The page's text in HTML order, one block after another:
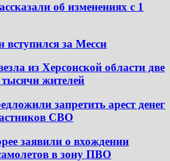
об изменениях с 1
за Месси
из Херсонской области две
жителей
запретить арест денег
СВО
заявили о вхождении
в зону ПВО